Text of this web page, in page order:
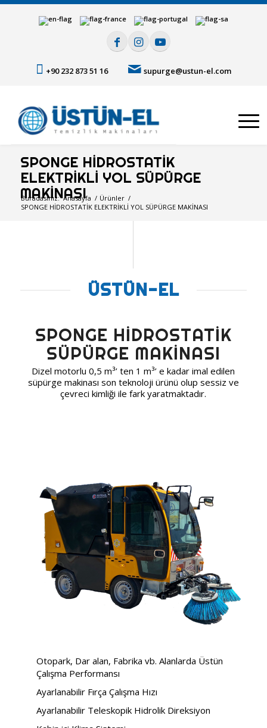
+90 232 873 51 16 supurge@ustun-el.com
SPONGE HİDROSTATİK
ELEKTRİKLİ YOL SÜPÜRGE
MAKİNASI
Buradasınız: Anasayfa / Ürünler /
SPONGE HİDROSTATİK ELEKTRİKLİ YOL SÜPÜRGE MAKİNASI
ÜSTÜN-EL
SPONGE HİDROSTATİK
SÜPÜRGE MAKİNASI
Dizel motorlu 0,5 m³’ ten 1 m³’ e kadar imal edilen
süpürge makinası son teknoloji ürünü olup sessiz ve
çevreci kimliği ile fark yaratmaktadır.
Otopark, Dar alan, Fabrika vb. Alanlarda Üstün
Çalışma Performansı
Ayarlanabilir Fırça Çalışma Hızı
Ayarlanabilir Teleskopik Hidrolik Direksiyon